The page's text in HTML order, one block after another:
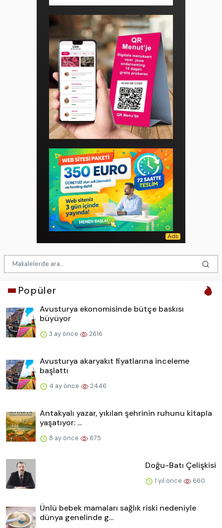
Popüler
Avusturya ekonomisinde bütçe baskısı
büyüyor
3 ay önce 2616
Avusturya akaryakıt fiyatlarına inceleme
başlattı
4 ay önce 2446
Antakyalı yazar, yıkılan şehrinin ruhunu kitapla
yaşatıyor: ...
8 ay önce 675
Doğu-Batı Çelişkisi
1 yıl önce 660
Ünlü bebek mamaları sağlık riski nedeniyle
dünya genelinde g...